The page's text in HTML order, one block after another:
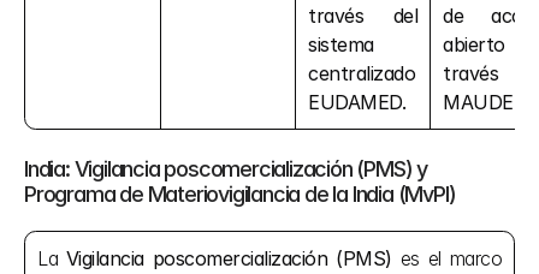
través del
sistema
centralizado
EUDAMED.
de
abierto
través
MAUDE.
India: Vigilancia poscomercialización (PMS) y
Programa de Materiovigilancia de la India (MvPI)
La Vigilancia poscomercialización (PMS) es el marco